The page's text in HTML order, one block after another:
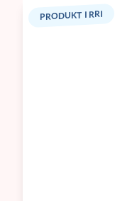
PRODUKT I RRI